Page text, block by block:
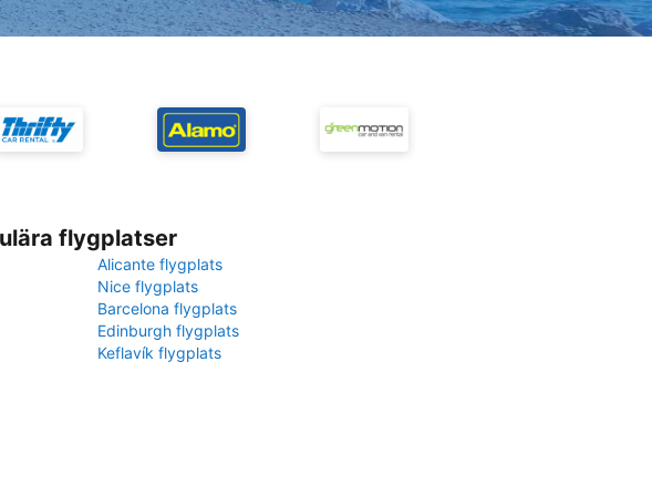
flygplatser
Alicante flygplats
Nice flygplats
Barcelona flygplats
Edinburgh flygplats
Keflavík flygplats